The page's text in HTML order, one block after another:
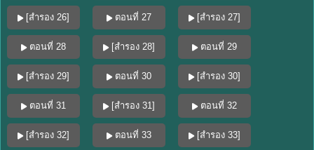
[สำรอง 26] ตอนที่ 27 [สำรอง 27]
ตอนที่ 28 [สำรอง 28] ตอนที่ 29
[สำรอง 29] ตอนที่ 30 [สำรอง 30]
ตอนที่ 31 [สำรอง 31] ตอนที่ 32
[สำรอง 32] ตอนที่ 33 [สำรอง 33]